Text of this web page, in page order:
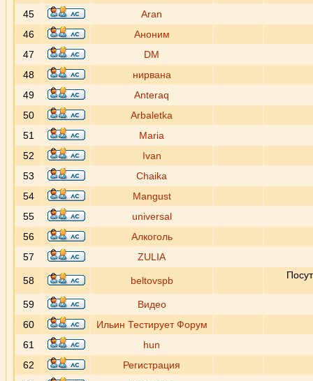
45
Aran
46
Аноним
47
DM
48
нирвана
49
Anteraq
50
Arbaletka
51
Maria
52
Ivan
53
Chaika
54
Mangust
55
universal
56
Алкоголь
57
ZULIA
58 beltovspb
59
Видео
60
Ильин Тестирует Форум
61
hun
62
Регистрация